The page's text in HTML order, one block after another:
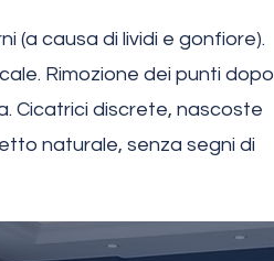
(a causa di lividi e gonfiore).
Rimozione dei punti dopo
Cicatrici discrete, nascoste
naturale, senza segni di